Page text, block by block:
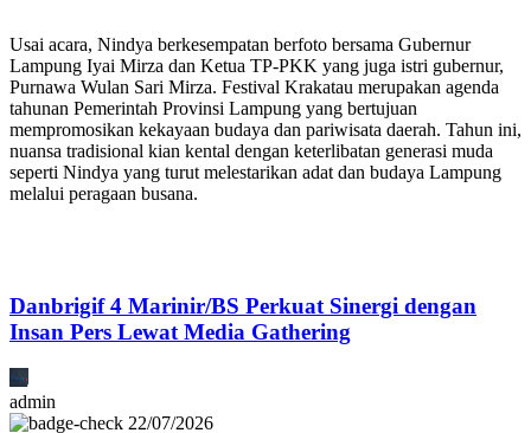
Usai acara, Nindya berkesempatan berfoto bersama Gubernur
Lampung Iyai Mirza dan Ketua TP-PKK yang juga istri gubernur,
Purnawa Wulan Sari Mirza. Festival Krakatau merupakan agenda
tahunan Pemerintah Provinsi Lampung yang bertujuan
mempromosikan kekayaan budaya dan pariwisata daerah. Tahun ini,
nuansa tradisional kian kental dengan keterlibatan generasi muda
seperti Nindya yang turut melestarikan adat dan budaya Lampung
melalui peragaan busana.
Danbrigif 4 Marinir/BS Perkuat Sinergi dengan
Insan Pers Lewat Media Gathering
admin
22/07/2026